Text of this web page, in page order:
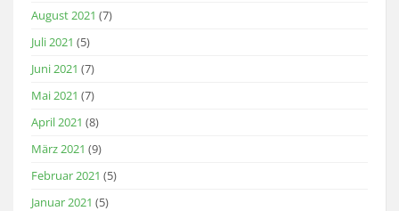
August 2021 (7)
Juli 2021 (5)
Juni 2021 (7)
Mai 2021 (7)
April 2021 (8)
März 2021 (9)
Februar 2021 (5)
Januar 2021 (5)